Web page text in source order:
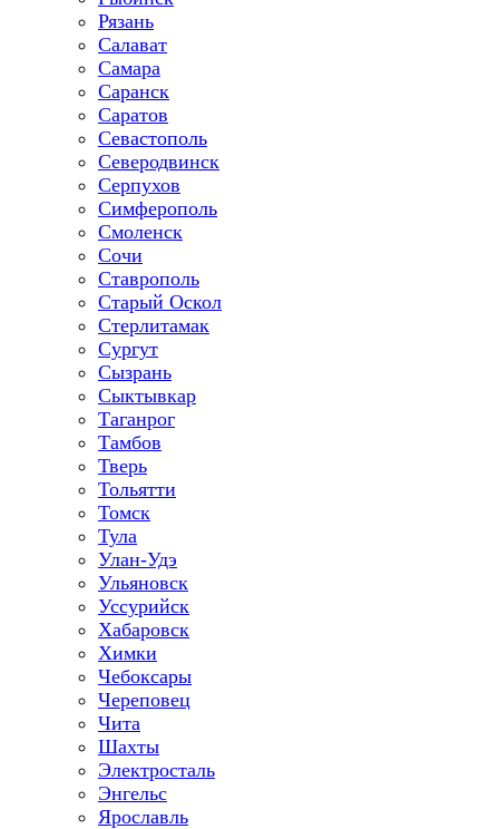
Рязань
Салават
Самара
Саранск
Саратов
Севастополь
Северодвинск
Серпухов
Симферополь
Смоленск
Сочи
Ставрополь
Старый Оскол
Стерлитамак
Сургут
Сызрань
Сыктывкар
Таганрог
Тамбов
Тверь
Тольятти
Томск
Тула
Улан-Удэ
Ульяновск
Уссурийск
Хабаровск
Химки
Чебоксары
Череповец
Чита
Шахты
Электросталь
Энгельс
Ярославль